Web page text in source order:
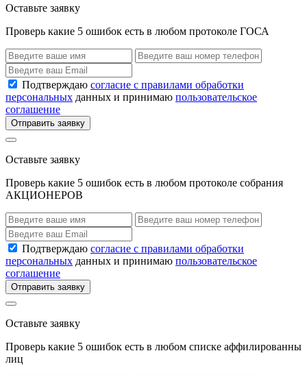
Оставьте заявку
Проверь какие 5 ошибок есть в любом протоколе ГОСА
Подтверждаю согласие с правилами обработки
персональных данных и принимаю пользовательское
соглашение
Отправить заявку
Оставьте заявку
Проверь какие 5 ошибок есть в любом протоколе собрания
АКЦИОНЕРОВ
Подтверждаю согласие с правилами обработки
персональных данных и принимаю пользовательское
соглашение
Отправить заявку
Оставьте заявку
Проверь какие 5 ошибок есть в любом списке аффилированны
лиц